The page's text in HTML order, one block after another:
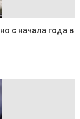
с начала года в